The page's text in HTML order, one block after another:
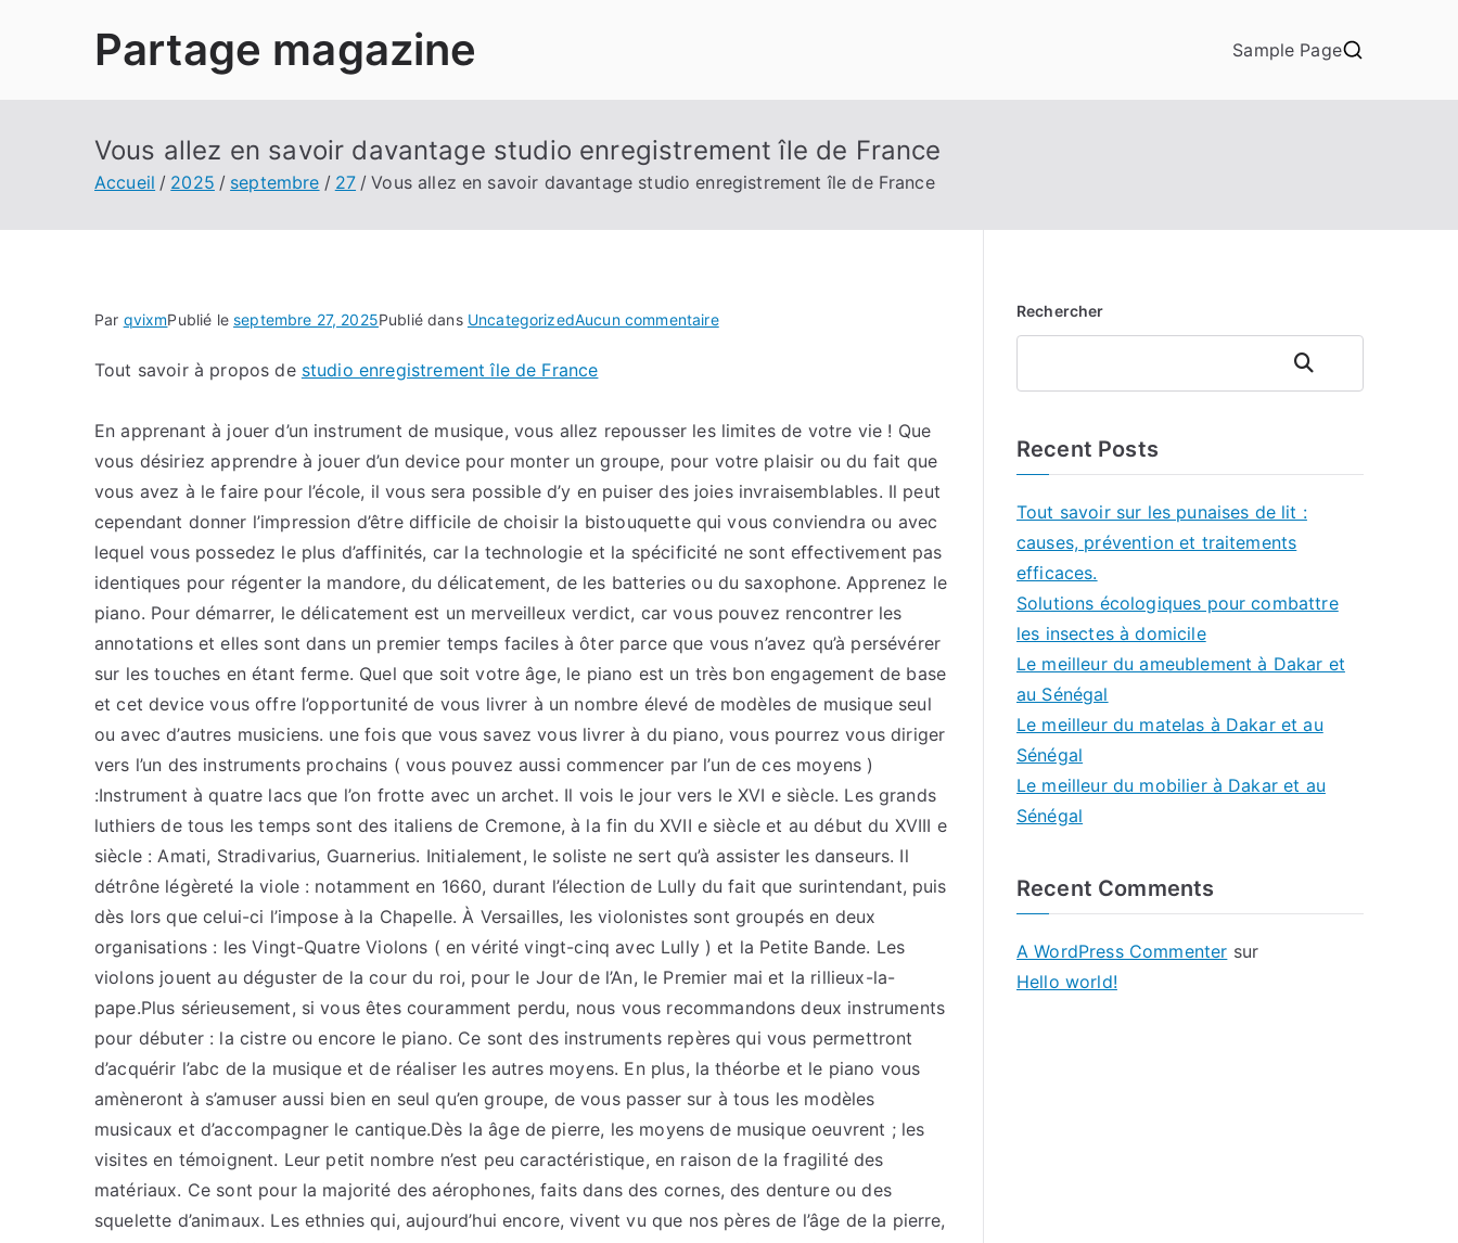
Partage magazine Sample Page
Vous allez en savoir davantage studio enregistrement île de France
Accueil 2025 septembre 27 Vous allez en savoir davantage studio enregistrement île de France
Par qvixmPublié leseptembre 27, 2025Publié dans UncategorizedAucun commentairesur
savoir
davantage
studio
de
France
Tout savoir à propos de studio enregistrement île de France
En apprenant à jouer d’un instrument de musique, vous allez repousser les limites de votre vie ! Que
vous désiriez apprendre à jouer d’un device pour monter un groupe, pour votre plaisir ou du fait que
vous avez à le faire pour l’école, il vous sera possible d’y en puiser des joies invraisemblables. Il peut
cependant donner l’impression d’être difficile de choisir la bistouquette qui vous conviendra ou avec
lequel vous possedez le plus d’affinités, car la technologie et la spécificité ne sont effectivement pas
identiques pour régenter la mandore, du délicatement, de les batteries ou du saxophone. Apprenez le
piano. Pour démarrer, le délicatement est un merveilleux verdict, car vous pouvez rencontrer les
annotations et elles sont dans un premier temps faciles à ôter parce que vous n’avez qu’à persévérer
sur les touches en étant ferme. Quel que soit votre âge, le piano est un très bon engagement de base
et cet device vous offre l’opportunité de vous livrer à un nombre élevé de modèles de musique seul
ou avec d’autres musiciens. une fois que vous savez vous livrer à du piano, vous pourrez vous diriger
vers l’un des instruments prochains ( vous pouvez aussi commencer par l’un de ces moyens )
:Instrument à quatre lacs que l’on frotte avec un archet. Il vois le jour vers le XVI e siècle. Les grands
luthiers de tous les temps sont des italiens de Cremone, à la fin du XVII e siècle et au début du XVIII e
siècle : Amati, Stradivarius, Guarnerius. Initialement, le soliste ne sert qu’à assister les danseurs. Il
détrône légèreté la viole : notamment en 1660, durant l’élection de Lully du fait que surintendant, puis
dès lors que celui-ci l’impose à la Chapelle. À Versailles, les violonistes sont groupés en deux
organisations : les Vingt-Quatre Violons ( en vérité vingt-cinq avec Lully ) et la Petite Bande. Les
violons jouent au déguster de la cour du roi, pour le Jour de l’An, le Premier mai et la rillieux-la-
pape.Plus sérieusement, si vous êtes couramment perdu, nous vous recommandons deux instruments
pour débuter : la cistre ou encore le piano. Ce sont des instruments repères qui vous permettront
d’acquérir l’abc de la musique et de réaliser les autres moyens. En plus, la théorbe et le piano vous
amèneront à s’amuser aussi bien en seul qu’en groupe, de vous passer sur à tous les modèles
musicaux et d’accompagner le cantique.Dès la âge de pierre, les moyens de musique oeuvrent ; les
visites en témoignent. Leur petit nombre n’est peu caractéristique, en raison de la fragilité des
matériaux. Ce sont pour la majorité des aérophones, faits dans des cornes, des denture ou des
squelette d’animaux. Les ethnies qui, aujourd’hui encore, vivent vu que nos pères de l’âge de la pierre,
Rechercher
Rechercher
Recent Posts
Tout savoir sur les punaises de lit :
causes, prévention et traitements
efficaces.
Solutions écologiques pour combattre
les insectes à domicile
Le meilleur du ameublement à Dakar et
au Sénégal
Le meilleur du matelas à Dakar et au
Sénégal
Le meilleur du mobilier à Dakar et au
Sénégal
Recent Comments
A WordPress Commenter sur
Hello world!